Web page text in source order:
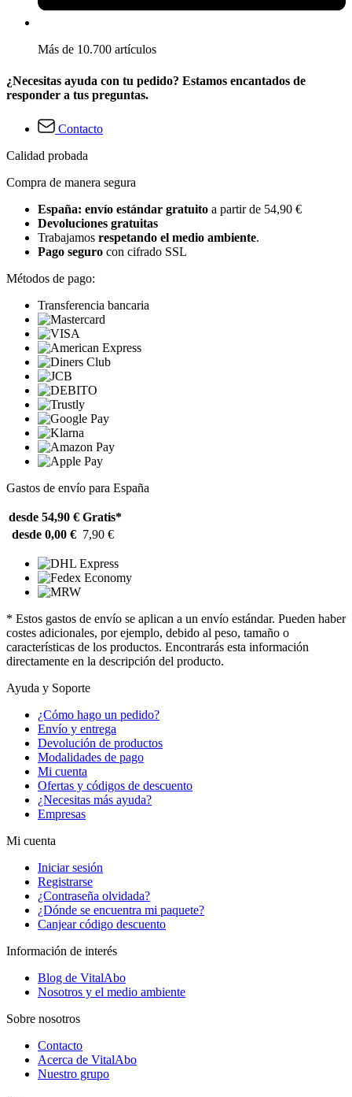
Más de 10.700 artículos
¿Necesitas ayuda con tu pedido? Estamos encantados de
responder a tus preguntas.
Contacto
Calidad probada
Compra de manera segura
España: envío estándar gratuito a partir de 54,90 €
Devoluciones gratuitas
Trabajamos respetando el medio ambiente.
Pago seguro con cifrado SSL
Métodos de pago:
Transferencia bancaria
Gastos de envío para España
desde 54,90 € Gratis*
desde 0,00 € 7,90 €
* Estos gastos de envío se aplican a un envío estándar. Pueden haber
costes adicionales, por ejemplo, debido al peso, tamaño o
características de los productos. Encontrarás esta información
directamente en la descripción del producto.
Ayuda y Soporte
¿Cómo hago un pedido?
Envío y entrega
Devolución de productos
Modalidades de pago
Mi cuenta
Ofertas y códigos de descuento
¿Necesitas más ayuda?
Empresas
Mi cuenta
Iniciar sesión
Registrarse
¿Contraseña olvidada?
¿Dónde se encuentra mi paquete?
Canjear código descuento
Información de interés
Blog de VitalAbo
Nosotros y el medio ambiente
Sobre nosotros
Contacto
Acerca de VitalAbo
Nuestro grupo